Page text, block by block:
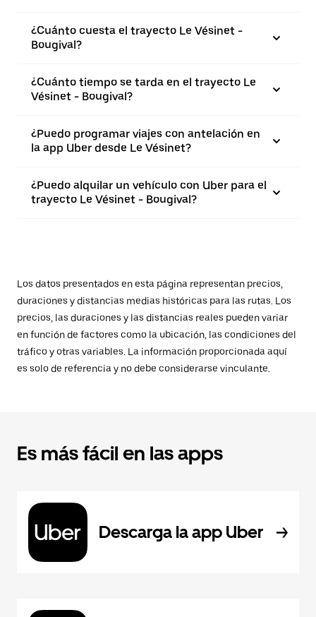
¿Cuánto cuesta el trayecto Le Vésinet -
Bougival?
¿Cuánto tiempo se tarda en el trayecto Le
Vésinet - Bougival?
¿Puedo programar viajes con antelación en
la app Uber desde Le Vésinet?
¿Puedo alquilar un vehículo con Uber para el
trayecto Le Vésinet - Bougival?
Los datos presentados en esta página representan precios,
duraciones y distancias medias históricas para las rutas. Los
precios, las duraciones y las distancias reales pueden variar
en función de factores como la ubicación, las condiciones del
tráfico y otras variables. La información proporcionada aquí
es solo de referencia y no debe considerarse vinculante.
Es más fácil en las apps
Descarga la app Uber